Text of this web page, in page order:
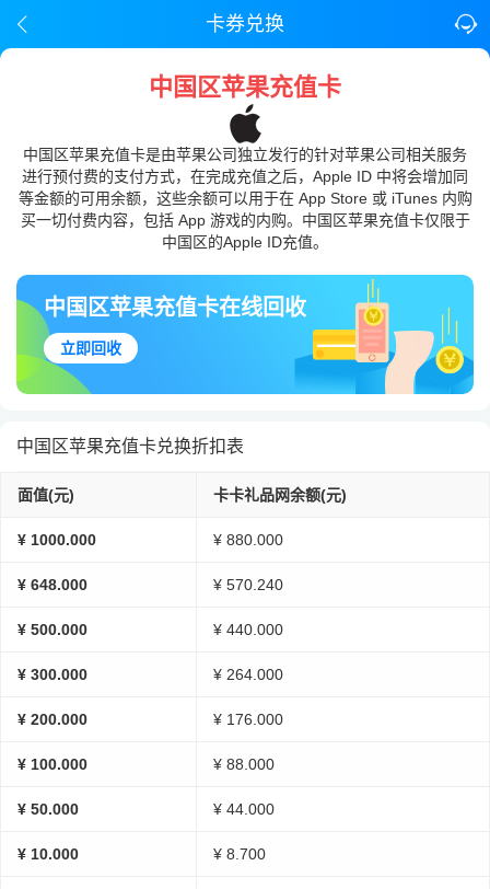
卡券兑换
中国区苹果充值卡
中国区苹果充值卡是由苹果公司独立发行的针对苹果公司相关服务
进行预付费的支付方式，在完成充值之后，Apple ID 中将会增加同
等金额的可用余额，这些余额可以用于在 App Store 或 iTunes 内购
买一切付费内容，包括 App 游戏的内购。中国区苹果充值卡仅限于
中国区的Apple ID充值。
中国区苹果充值卡在线回收
立即回收
中国区苹果充值卡兑换折扣表
面值(元) 卡卡礼品网余额(元)
¥ 1000.000 ¥ 880.000
¥ 648.000 ¥ 570.240
¥ 500.000 ¥ 440.000
¥ 300.000 ¥ 264.000
¥ 200.000 ¥ 176.000
¥ 100.000 ¥ 88.000
¥ 50.000 ¥ 44.000
¥ 10.000 ¥ 8.700